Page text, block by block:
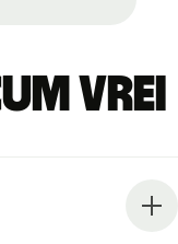
vrei